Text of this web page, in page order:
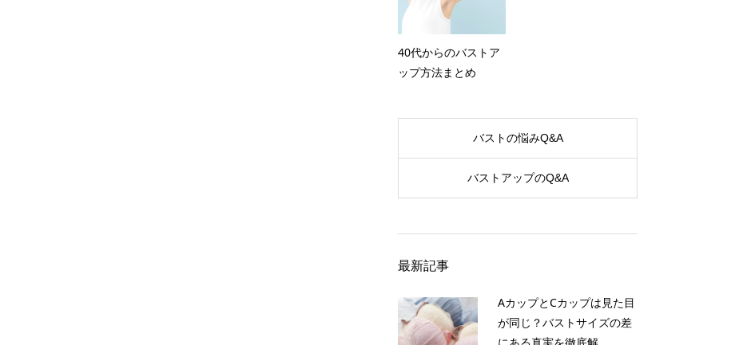
40代からのバストア
ップ方法まとめ
バストの悩みQ&A
バストアップのQ&A
最新記事
AカップとCカップは見た目
が同じ？バストサイズの差